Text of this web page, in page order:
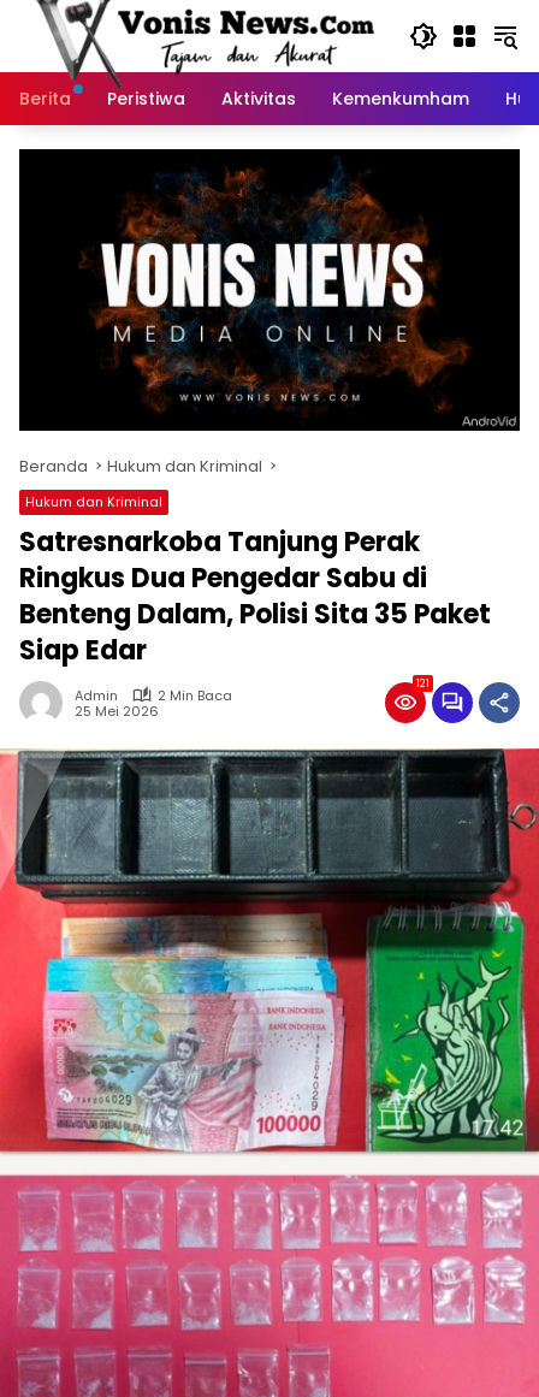
Langsung
Berita
Peristiwa Aktivitas Kemenkumham
Beranda Hukum dan Kriminal
Hukum dan Kriminal
Satresnarkoba Tanjung Perak
Ringkus Dua Pengedar Sabu di
Benteng Dalam, Polisi Sita 35 Paket
Siap Edar
Admin
2 Min Baca
25 Mei 2026
121